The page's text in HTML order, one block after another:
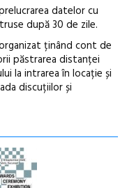
datelor cu
după 30 de zile.
ținând cont de
păstrarea distanței
la intrarea în locație și
discuțiilor și